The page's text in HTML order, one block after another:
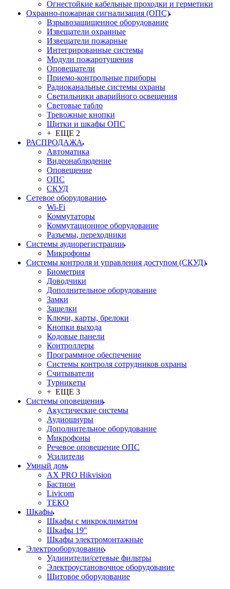
Огнестойкие кабельные проходки и герметики
Охранно-пожарная сигнализация (ОПС)
Взрывозащищенное оборудование
Извещатели охранные
Извещатели пожарные
Интегрированные системы
Модули пожаротушения
Оповещатели
Приемо-контрольные приборы
Радиоканальные системы охраны
Светильники аварийного освещения
Световые табло
Тревожные кнопки
Щитки и шкафы ОПС
+ ЕЩЕ 2
РАСПРОДАЖА
Автоматика
Видеонаблюдение
Оповещение
ОПС
СКУД
Сетевое оборудование
Wi-Fi
Коммутаторы
Коммутационное оборудование
Разъемы, переходники
Системы аудиорегистрации
Микрофоны
Системы контроля и управления доступом (СКУД)
Биометрия
Доводчики
Дополнительное оборудование
Замки
Защелки
Ключи, карты, брелоки
Кнопки выхода
Кодовые панели
Контроллеры
Программное обеспечение
Системы контроля сотрудников охраны
Считыватели
Турникеты
+ ЕЩЕ 3
Системы оповещения
Акустические системы
Аудиошнуры
Дополнительное оборудование
Микрофоны
Речевое оповещение ОПС
Усилители
Умный дом
AX PRO Hikvision
Бастион
Livicom
ТЕКО
Шкафы
Шкафы с микроклиматом
Шкафы 19"
Шкафы электромонтажные
Электрооборудование
Удлинители/сетевые фильтры
Электроустановочное оборудование
Щитовое оборудование